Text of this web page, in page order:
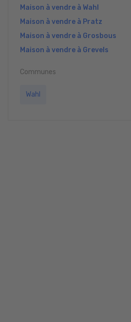
Maison à vendre à Wahl
Maison à vendre à Pratz
Maison à vendre à Grosbous
Maison à vendre à Grevels
Communes
Wahl